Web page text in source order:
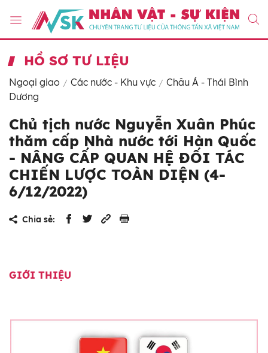
HỒ SƠ TƯ LIỆU
Ngoại giao Các nước - Khu vực
Châu Á - Thái Bình
Dương
Chủ tịch nước Nguyễn Xuân Phúc
thăm cấp Nhà nước tới Hàn Quốc
- NÂNG CẤP QUAN HỆ ĐỐI TÁC
CHIẾN LƯỢC TOÀN DIỆN (4-
6/12/2022)
Chia sẻ:
GIỚI THIỆU